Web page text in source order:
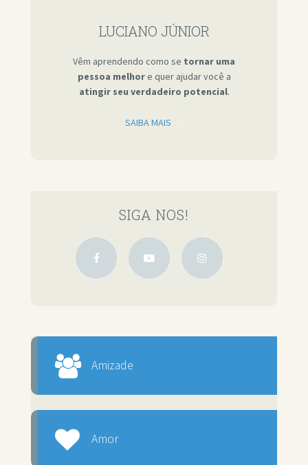
LUCIANO JÚNIOR
Vêm aprendendo como se tornar uma
pessoa melhore quer ajudar você a
atingir seu verdadeiro potencial.
SAIBA MAIS
SIGA NOS!
Amizade
Amor